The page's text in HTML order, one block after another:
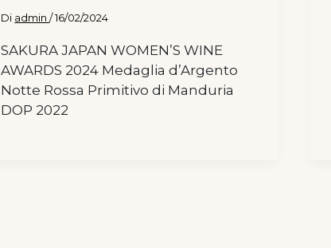
Di admin/16/02/2024
SAKURA JAPAN WOMEN’S WINE
AWARDS 2024 Medaglia d’Argento
Notte Rossa Primitivo di Manduria
DOP 2022